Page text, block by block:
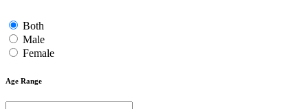
Both
Male
Female
Age Range